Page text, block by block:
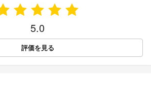
5.0
評価を見る